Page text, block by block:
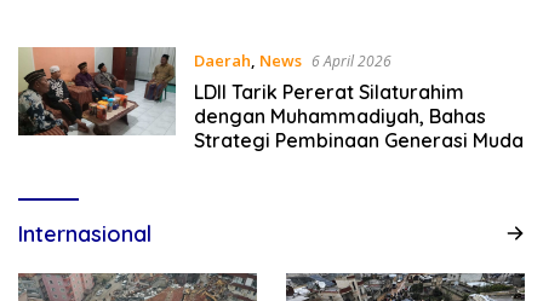
Daerah, News 6 April 2026
LDII Tarik Pererat Silaturahim
dengan Muhammadiyah, Bahas
Strategi Pembinaan Generasi Muda
Internasional